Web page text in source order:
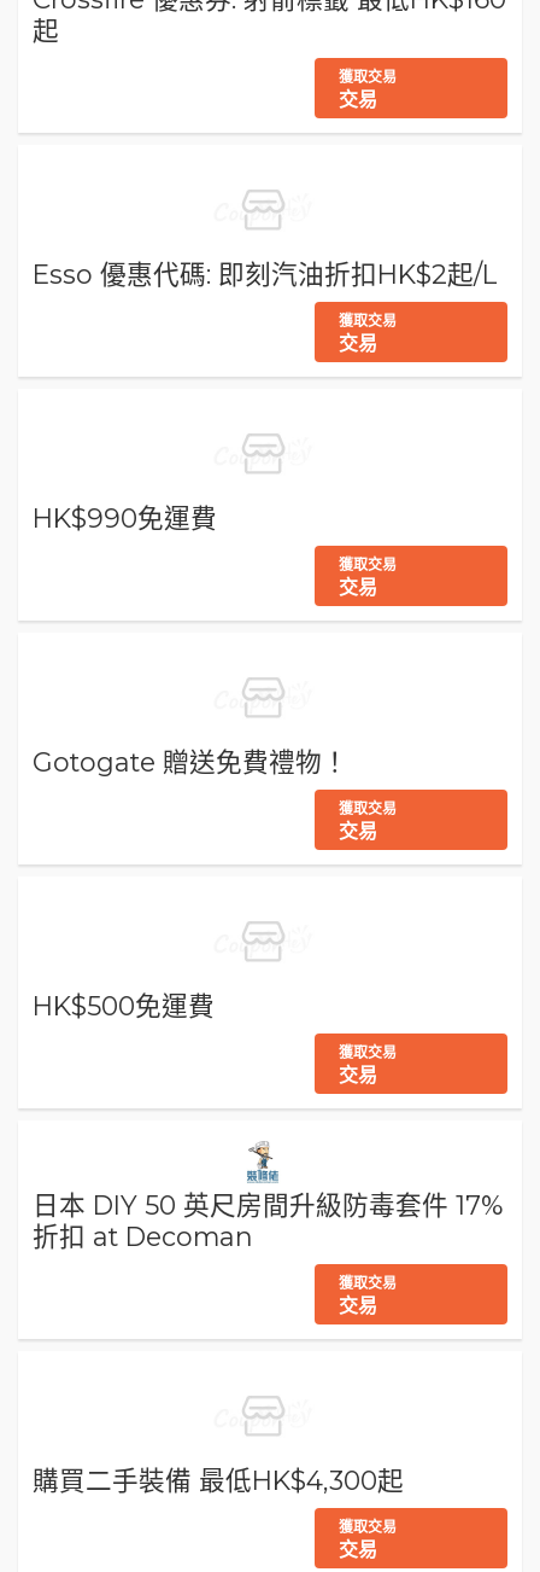
起
獲取交易
交易
Esso 優惠代碼: 即刻汽油折扣HK$2起/L
獲取交易
交易
HK$990免運費
獲取交易
交易
Gotogate 贈送免費禮物！
獲取交易
交易
HK$500免運費
獲取交易
交易
日本 DIY 50 英尺房間升級防毒套件 17%
折扣 at Decoman
獲取交易
交易
購買二手裝備 最低HK$4,300起
獲取交易
交易